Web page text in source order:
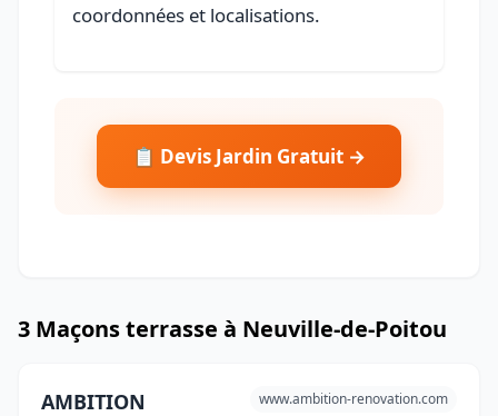
coordonnées et localisations.
📋 Devis Jardin Gratuit →
3 Maçons terrasse à Neuville-de-Poitou
AMBITION
www.ambition-renovation.com